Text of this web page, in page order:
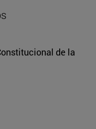
de la